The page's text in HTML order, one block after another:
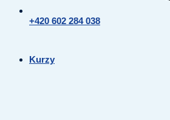
+420 602 284 038
Kurzy